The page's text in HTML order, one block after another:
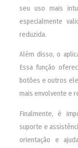
seu uso mais
especialmente
reduzida.
Além disso, o
Essa função
botões e outros
mais envolvente e
Finalmente, é
suporte e
orientação e